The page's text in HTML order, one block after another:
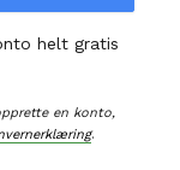
helt gratis
en konto,
.